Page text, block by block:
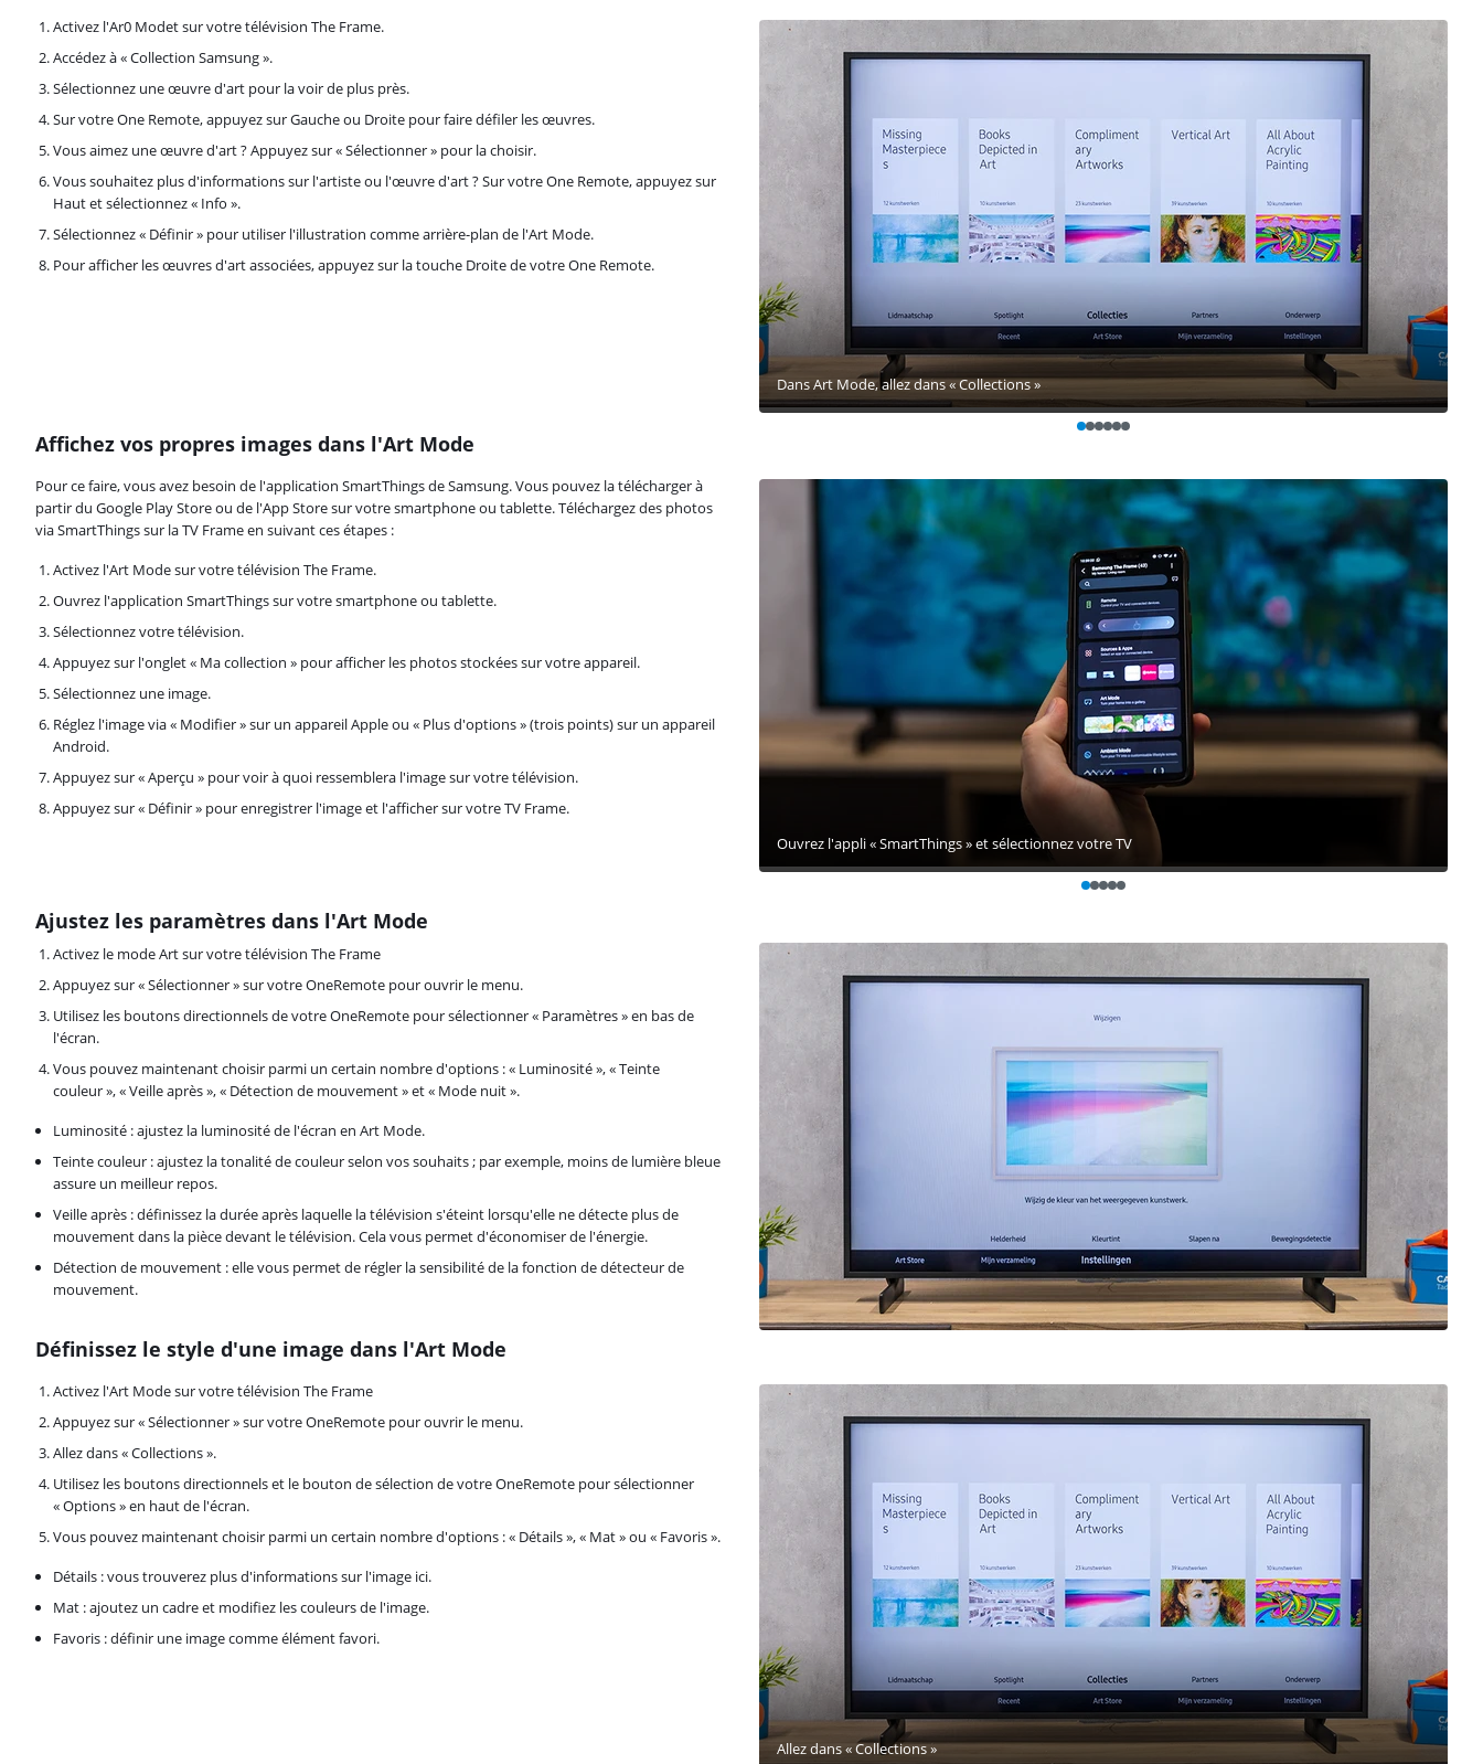
Activez l'Ar0 Modet sur votre télévision The Frame.
Accédez à « Collection Samsung ».
Sélectionnez une œuvre d'art pour la voir de plus près.
Sur votre One Remote, appuyez sur Gauche ou Droite pour faire défiler les œuvres.
Vous aimez une œuvre d'art ? Appuyez sur « Sélectionner » pour la choisir.
Vous souhaitez plus d'informations sur l'artiste ou l'œuvre d'art ? Sur votre One Remote, appuyez sur
Haut et sélectionnez « Info ».
Sélectionnez « Définir » pour utiliser l'illustration comme arrière-plan de l'Art Mode.
Pour afficher les œuvres d'art associées, appuyez sur la touche Droite de votre One Remote.
Dans Art Mode, allez dans « Collections »
Affichez vos propres images dans l'Art Mode
Pour ce faire, vous avez besoin de l'application SmartThings de Samsung. Vous pouvez la télécharger à
partir du Google Play Store ou de l'App Store sur votre smartphone ou tablette. Téléchargez des photos
via SmartThings sur la TV Frame en suivant ces étapes :
Activez l'Art Mode sur votre télévision The Frame.
Ouvrez l'application SmartThings sur votre smartphone ou tablette.
Sélectionnez votre télévision.
Appuyez sur l'onglet « Ma collection » pour afficher les photos stockées sur votre appareil.
Sélectionnez une image.
Réglez l'image via « Modifier » sur un appareil Apple ou « Plus d'options » (trois points) sur un appareil
Android.
Appuyez sur « Aperçu » pour voir à quoi ressemblera l'image sur votre télévision.
Appuyez sur « Définir » pour enregistrer l'image et l'afficher sur votre TV Frame.
Ouvrez l'appli « SmartThings » et sélectionnez votre TV
Ajustez les paramètres dans l'Art Mode
Activez le mode Art sur votre télévision The Frame
Appuyez sur « Sélectionner » sur votre OneRemote pour ouvrir le menu.
Utilisez les boutons directionnels de votre OneRemote pour sélectionner « Paramètres » en bas de
l'écran.
Vous pouvez maintenant choisir parmi un certain nombre d'options : « Luminosité », « Teinte
couleur », « Veille après », « Détection de mouvement » et « Mode nuit ».
Luminosité : ajustez la luminosité de l'écran en Art Mode.
Teinte couleur : ajustez la tonalité de couleur selon vos souhaits ; par exemple, moins de lumière bleue
assure un meilleur repos.
Veille après : définissez la durée après laquelle la télévision s'éteint lorsqu'elle ne détecte plus de
mouvement dans la pièce devant le télévision. Cela vous permet d'économiser de l'énergie.
Détection de mouvement : elle vous permet de régler la sensibilité de la fonction de détecteur de
mouvement.
Définissez le style d'une image dans l'Art Mode
Activez l'Art Mode sur votre télévision The Frame
Appuyez sur « Sélectionner » sur votre OneRemote pour ouvrir le menu.
Allez dans « Collections ».
Utilisez les boutons directionnels et le bouton de sélection de votre OneRemote pour sélectionner
« Options » en haut de l'écran.
Vous pouvez maintenant choisir parmi un certain nombre d'options : « Détails », « Mat » ou « Favoris ».
Détails : vous trouverez plus d'informations sur l'image ici.
Mat : ajoutez un cadre et modifiez les couleurs de l'image.
Favoris : définir une image comme élément favori.
Allez dans « Collections »